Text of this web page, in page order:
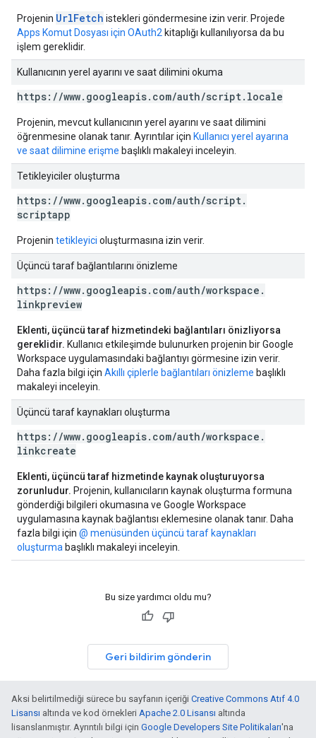
Projenin UrlFetch istekleri göndermesine izin verir. Projede
Apps Komut Dosyası için OAuth2 kitaplığı kullanılıyorsa da bu
işlem gereklidir.
Kullanıcının yerel ayarını ve saat dilimini okuma
https: //www. googleapis. com/auth/script. locale
Projenin, mevcut kullanıcının yerel ayarını ve saat dilimini
öğrenmesine olanak tanır. Ayrıntılar için Kullanıcı yerel ayarına
ve saat dilimine erişme başlıklı makaleyi inceleyin.
Tetikleyiciler oluşturma
https: //www. googleapis. com/auth/script.
scriptapp
Projenin tetikleyici oluşturmasına izin verir.
Üçüncü taraf bağlantılarını önizleme
https: //www. googleapis. com/auth/workspace .
linkpreview
Eklenti, üçüncü taraf hizmetindeki bağlantıları önizliyorsa
gereklidir. Kullanıcı etkileşimde bulunurken projenin bir Google
Workspace uygulamasındaki bağlantıyı görmesine izin verir.
Daha fazla bilgi için Akıllı çiplerle bağlantıları önizleme başlıklı
makaleyi inceleyin.
Üçüncü taraf kaynakları oluşturma
https: //www. googleapis. com/auth/workspace .
linkcreate
Eklenti, üçüncü taraf hizmetinde kaynak oluşturuyorsa
zorunludur. Projenin, kullanıcıların kaynak oluşturma formuna
gönderdiği bilgileri okumasına ve Google Workspace
uygulamasına kaynak bağlantısı eklemesine olanak tanır. Daha
fazla bilgi için @ menüsünden üçüncü taraf kaynakları
oluşturma başlıklı makaleyi inceleyin.
Bu size yardımcı oldu mu?
Geri bildirim gönderin
Aksi belirtilmediği sürece bu sayfanın içeriği Creative Commons Atıf 4.0
Lisansı altında ve kod örnekleri Apache 2.0 Lisansı altında
lisanslanmıştır. Ayrıntılı bilgi için Google Developers Site Politikaları'na